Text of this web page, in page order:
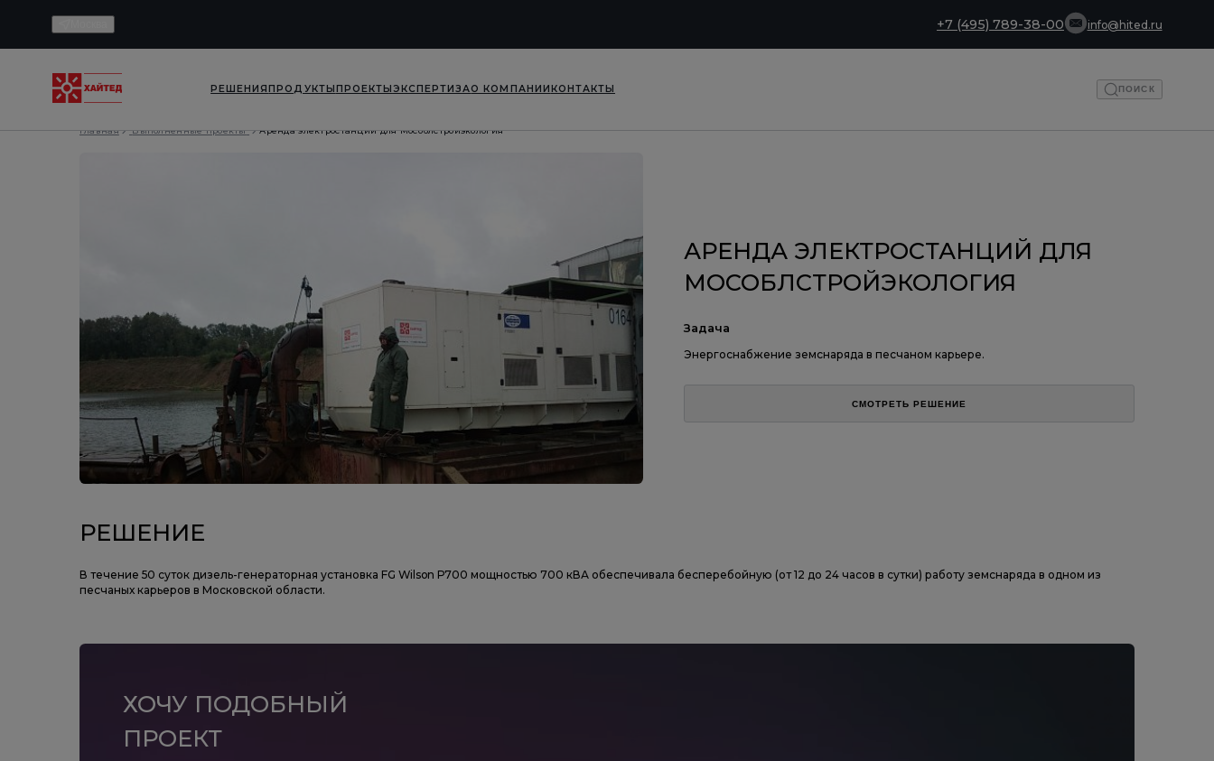
+7 (495) 789-38-00 info@hited.ru
РЕШЕНИЯ ПРОДУКТЫ ПРОЕКТЫ ЭКСПЕРТИЗАО КОМПАНИИ КОНТАКТЫ ПОИСК
Главная Выполненные проекты Аренда электростанций для Мособлстройэкология
АРЕНДА ЭЛЕКТРОСТАНЦИЙ ДЛЯ
МОСОБЛСТРОЙЭКОЛОГИЯ
Задача
Энергоснабжение земснаряда в песчаном карьере.
СМОТРЕТЬ РЕШЕНИЕ
РЕШЕНИЕ
В течение 50 суток дизель-генераторная установка FG Wilson Р700 мощностью 700 кВА обеспечивала бесперебойную (от 12 до 24 часов в сутки) работу земснаряда в одном из
песчаных карьеров в Московской области.
ХОЧУ ПОДОБНЫЙ
ПРОЕКТ